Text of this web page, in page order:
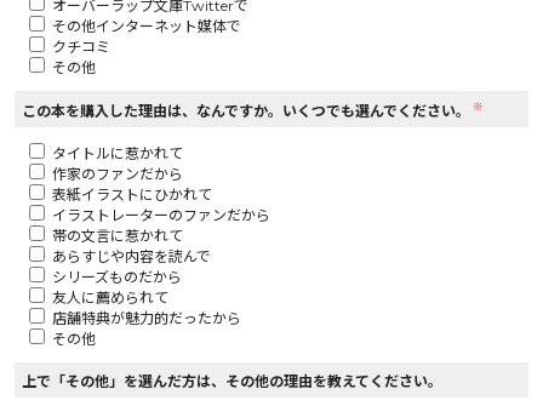
オーバーラップ文庫Twitterで
その他インターネット媒体で
クチコミ
その他
この本を購入した理由は、なんですか。いくつでも選んでください。 ※
タイトルに惹かれて
作家のファンだから
表紙イラストにひかれて
イラストレーターのファンだから
帯の文言に惹かれて
あらすじや内容を読んで
シリーズものだから
友人に薦められて
店舗特典が魅力的だったから
その他
上で「その他」を選んだ方は、その他の理由を教えてください。